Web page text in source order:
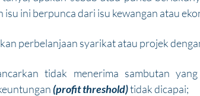
ini berpunca dari isu kewangan atau
perbelanjaan syarikat atau projek
tidak menerima sambutan
(profit threshold) tidak dicapai;